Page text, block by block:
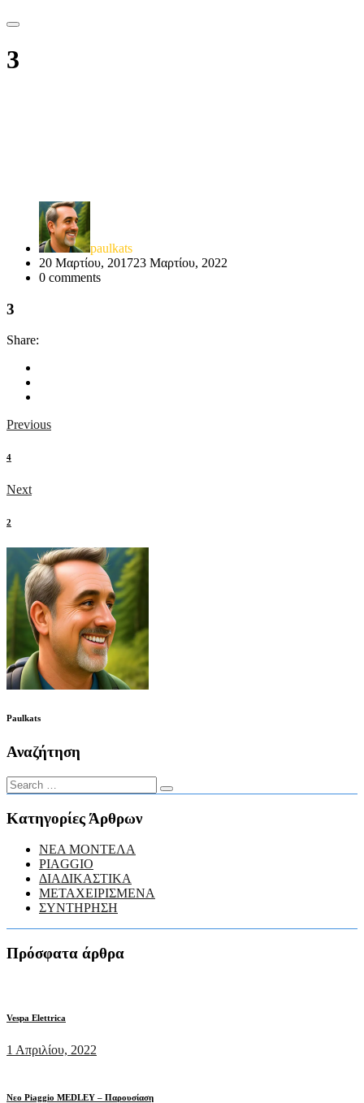
3
paulkats
20 Μαρτίου, 201723 Μαρτίου, 2022
0 comments
3
Share:
Previous
4
Next
2
Paulkats
Αναζήτηση
Κατηγορίες Άρθρων
NEA MONTEΛΑ
PIAGGIO
ΔΙΑΔΙΚΑΣΤΙΚΑ
ΜΕΤΑΧΕΙΡΙΣΜΕΝΑ
ΣΥΝΤΗΡΗΣΗ
Πρόσφατα άρθρα
Vespa Elettrica
1 Απριλίου, 2022
Νεο Piaggio MEDLEY – Παρουσίαση